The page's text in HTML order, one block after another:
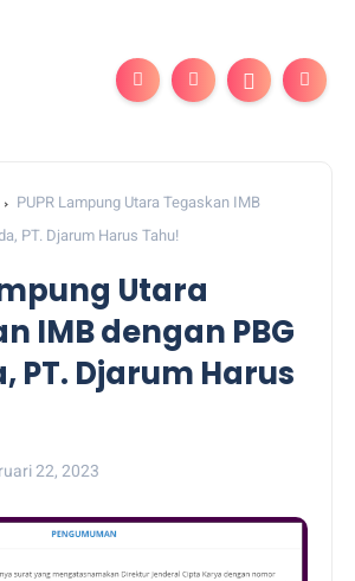
PUPR Lampung Utara Tegaskan IMB
PT. Djarum Harus Tahu!
Utara
IMB dengan PBG
PT. Djarum Harus
22, 2023